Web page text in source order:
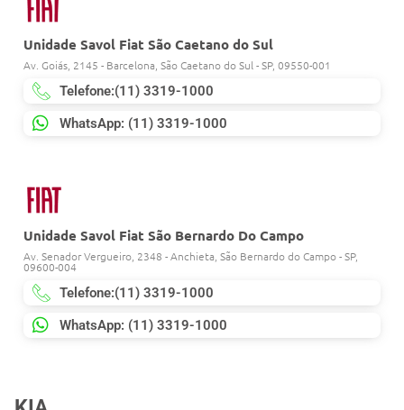
Unidade Savol Fiat São Caetano do Sul
Av. Goiás, 2145 - Barcelona, São Caetano do Sul - SP, 09550-001
Telefone:(11) 3319-1000
WhatsApp: (11) 3319-1000
Unidade Savol Fiat São Bernardo Do Campo
Av. Senador Vergueiro, 2348 - Anchieta, São Bernardo do Campo - SP,
09600-004
Telefone:(11) 3319-1000
WhatsApp: (11) 3319-1000